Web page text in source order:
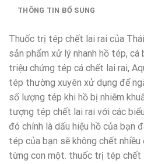
THÔNG TIN BỔ SUNG
Thuốc trị tép chết lai rai của
sản phẩm xử lý nhanh hồ tép, cá
triệu chứng tép cá chết lai rai,
tép thường xuyên xử dụng để
số lượng tép khi hồ bị nhiễm
tượng tép chết lai rai với các
đó chính là dấu hiệu hồ của bạn
tép của bạn sẽ không chết
từng con một. thuốc trị tép chết